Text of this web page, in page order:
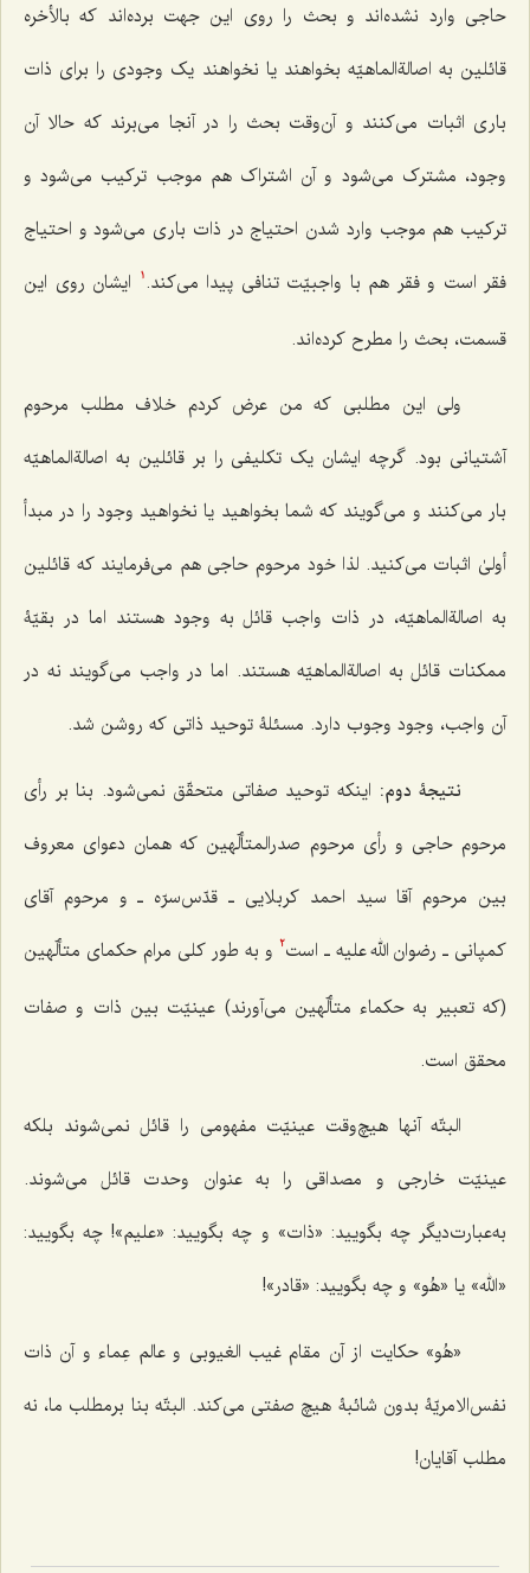
حاجی وارد نشده‌اند و بحث را روی این جهت برده‌اند که بالأخره
قائلین به اصالةالماهیّه بخواهند یا نخواهند یک وجودی را برای ذات
باری اثبات می‌کنند و آن‌وقت بحث را در آنجا می‌برند که حالا آن
وجود، مشترک می‌شود و آن اشتراک هم موجب ترکیب می‌شود و
ترکیب هم موجب وارد شدن احتیاج در ذات باری می‌شود و احتیاج
فقر است و فقر هم با واجبیّت تنافی پیدا می‌کند. 1
ایشان روی این
قسمت، بحث را مطرح کرده‌اند.
ولی این مطلبی که من عرض کردم خلاف مطلب مرحوم
آشتیانی بود. گرچه ایشان یک تکلیفی را بر قائلین به اصالةالماهیّه
بار می‌کنند و می‌گویند که شما بخواهید یا نخواهید وجود را در مبدأ
أولیٰ اثبات می‌کنید. لذا خود مرحوم حاجی هم می‌فرمایند که قائلین
به اصالةالماهیّه، در ذات واجب قائل به وجود هستند اما در بقیّۀ
ممکنات قائل به اصالةالماهیّه هستند. اما در واجب می‌گویند نه در
آن واجب، وجود وجوب دارد. مسئلۀ توحید ذاتی که روشن شد.
نتیجۀ دوم: اینکه توحید صفاتی متحقّق نمی‌شود. بنا بر رأی
مرحوم حاجی و رأی مرحوم صدرالمتألّهین که همان دعوای معروف
بین مرحوم آقا سید احمد کربلایی ـ قدّس‌سرّه ـ و مرحوم آقای
کمپانی ـ رضوان الله علیه ـ است2
و به ‌طور کلی مرام حکمای متألّهین
(که تعبیر به حکماء متألّهین می‌آورند) عینیّت بین ذات و صفات
محقق است.
البتّه آنها هیچ‌وقت عینیّت مفهومی را قائل نمی‌شوند بلکه
عینیّت خارجی و مصداقی را به عنوان وحدت قائل می‌شوند.
به‌عبارت‌دیگر چه بگویید: «ذات» و چه بگویید: «علیم»! چه بگویید:
«الله» یا «هُو» و چه بگویید: «قادر»!
«هُو» حکایت از آن مقام غیب الغیوبی و عالم عِماء و آن ذات
نفس‌الامریّۀ بدون شائبۀ هیچ صفتی می‌کند. البتّه بنا برمطلب ما، نه
مطلب آقایان!